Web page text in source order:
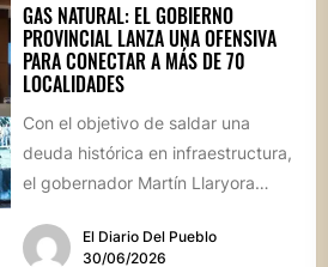
GAS NATURAL: EL GOBIERNO
PROVINCIAL LANZA UNA OFENSIVA
PARA CONECTAR A MÁS DE 70
LOCALIDADES
Con el objetivo de saldar una
deuda histórica en infraestructura,
el gobernador Martín Llaryora
Crecer",...El Diario Del Pueblo
30/06/2026